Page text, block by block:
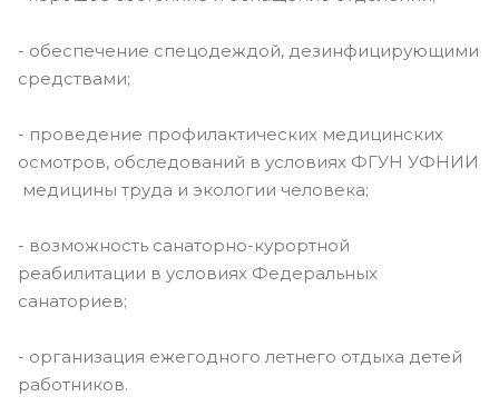
- обеспечение спецодеждой, дезинфицирующими
средствами;
- проведение профилактических медицинских
осмотров, обследований в условиях ФГУН УФНИИ
медицины труда и экологии человека;
- возможность санаторно-курортной
реабилитации в условиях Федеральных
санаториев;
- организация ежегодного летнего отдыха детей
работников.